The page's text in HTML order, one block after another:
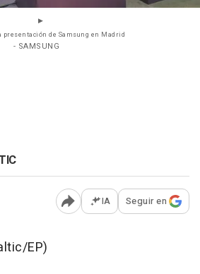
presentación de Samsung en Madrid
- SAMSUNG
Abrir opciones para
IA Seguir en
EP)